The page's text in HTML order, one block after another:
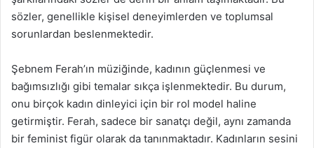
sözler, genellikle kişisel deneyimlerden ve toplumsal
sorunlardan beslenmektedir.
Şebnem Ferah’ın müziğinde, kadının güçlenmesi ve
bağımsızlığı gibi temalar sıkça işlenmektedir. Bu durum,
onu birçok kadın dinleyici için bir rol model haline
getirmiştir. Ferah, sadece bir sanatçı değil, aynı zamanda
bir feminist figür olarak da tanınmaktadır. Kadınların sesini